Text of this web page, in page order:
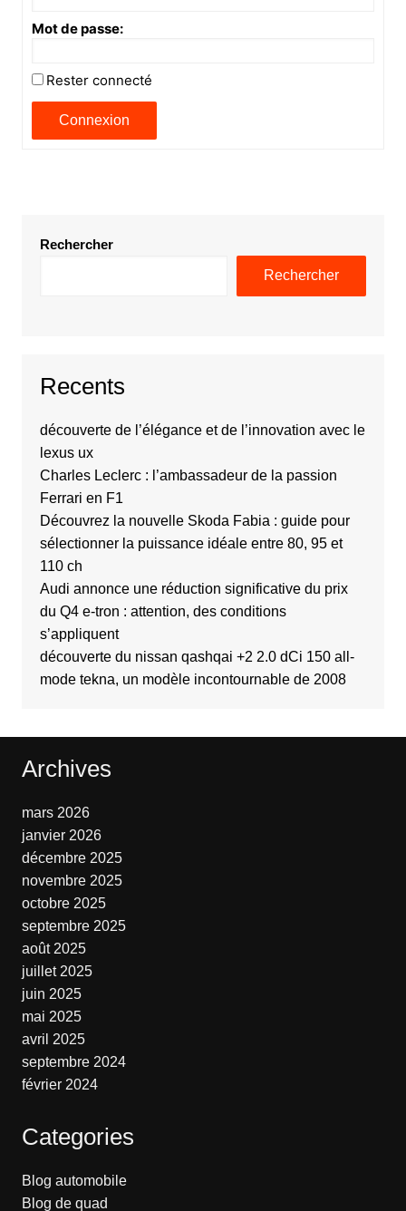
Mot de passe:
Rester connecté
Connexion
Rechercher
Rechercher
Recents
découverte de l’élégance et de l’innovation avec le
lexus ux
Charles Leclerc : l’ambassadeur de la passion
Ferrari en F1
Découvrez la nouvelle Skoda Fabia : guide pour
sélectionner la puissance idéale entre 80, 95 et
110 ch
Audi annonce une réduction significative du prix
du Q4 e-tron : attention, des conditions
s’appliquent
découverte du nissan qashqai +2 2.0 dCi 150 all-
mode tekna, un modèle incontournable de 2008
Archives
mars 2026
janvier 2026
décembre 2025
novembre 2025
octobre 2025
septembre 2025
août 2025
juillet 2025
juin 2025
mai 2025
avril 2025
septembre 2024
février 2024
Categories
Blog automobile
Blog de quad